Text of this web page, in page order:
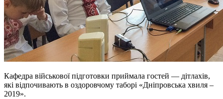
Кафедра військової підготовки приймала гостей — дітлахів,
які відпочивають в оздоровчому таборі «Дніпровська хвиля –
2019».